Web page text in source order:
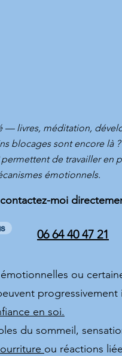
moi
ou
progressivement
en soi.
du sommeil,
ou réactions
06 64 40 47 21
— livres, méditation,
blocages sont encore là
de travailler en
émotionnels.